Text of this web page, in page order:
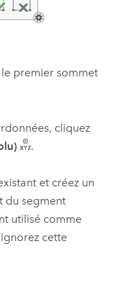
premier sommet
cliquez
.
et créez un
du segment
utilisé comme
cette